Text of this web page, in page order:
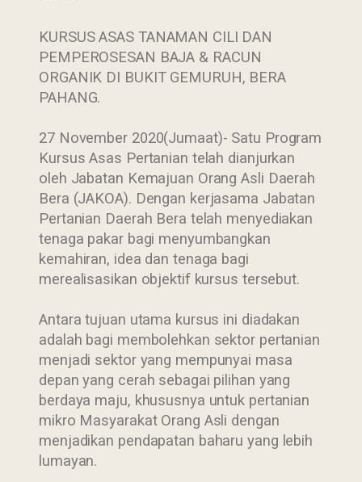
KURSUS ASAS TANAMAN CILI DAN
PEMPEROSESAN BAJA & RACUN
ORGANIK DI BUKIT GEMURUH, BERA
PAHANG.
27 November 2020(Jumaat)- Satu Program
Kursus Asas Pertanian telah dianjurkan
oleh Jabatan Kemajuan Orang Asli Daerah
Bera (JAKOA). Dengan kerjasama Jabatan
Pertanian Daerah Bera telah menyediakan
tenaga pakar bagi menyumbangkan
kemahiran, idea dan tenaga bagi
merealisasikan objektif kursus tersebut.
Antara tujuan utama kursus ini diadakan
adalah bagi membolehkan sektor pertanian
menjadi sektor yang mempunyai masa
depan yang cerah sebagai pilihan yang
berdaya maju, khususnya untuk pertanian
mikro Masyarakat Orang Asli dengan
menjadikan pendapatan baharu yang lebih
lumayan.